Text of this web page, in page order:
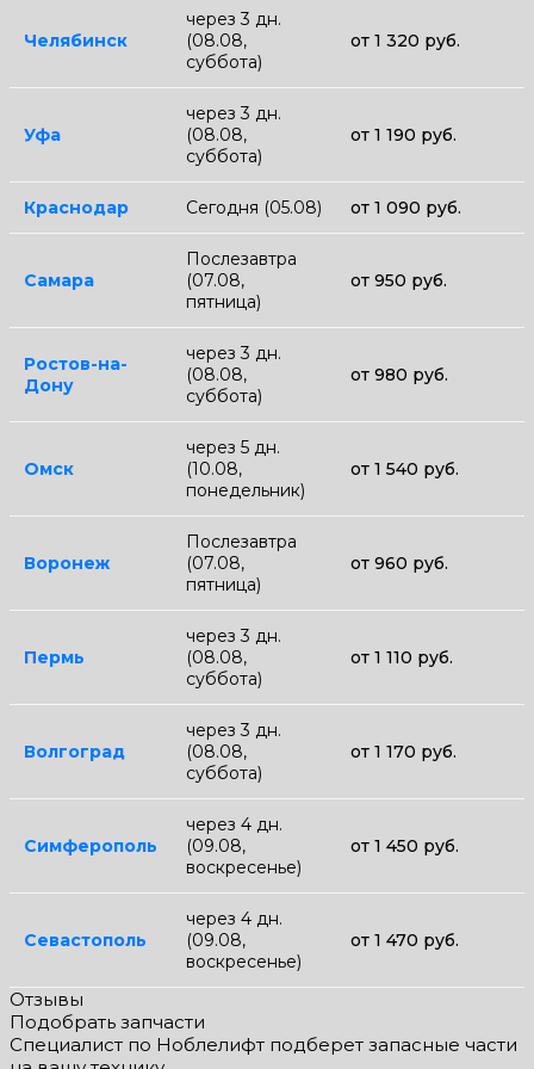
Челябинск
через 3 дн.
(08.08,
суббота)
от 1 320 руб.
Уфа
через 3 дн.
(08.08,
суббота)
от 1 190 руб.
Краснодар Сегодня (05.08) от 1 090 руб.
Самара
Послезавтра
(07.08,
пятница)
от 950 руб.
Ростов-на-
Дону
через 3 дн.
(08.08,
суббота)
от 980 руб.
Омск
через 5 дн.
(10.08,
понедельник)
от 1 540 руб.
Воронеж
Послезавтра
(07.08,
пятница)
от 960 руб.
Пермь
через 3 дн.
(08.08,
суббота)
от 1 110 руб.
Волгоград
через 3 дн.
(08.08,
суббота)
от 1 170 руб.
Симферополь
через 4 дн.
(09.08,
воскресенье)
от 1 450 руб.
Севастополь
через 4 дн.
(09.08,
воскресенье)
от 1 470 руб.
Отзывы
Подобрать запчасти
Специалист по Ноблелифт подберет запасные части